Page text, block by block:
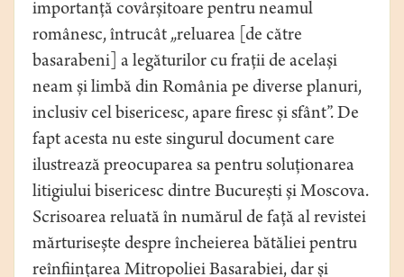
importanță covârșitoare pentru neamul
românesc, întrucât „reluarea [de către
basarabeni] a legăturilor cu frații de același
neam și limbă din România pe diverse planuri,
inclusiv cel bisericesc, apare firesc și sfânt”. De
fapt acesta nu este singurul document care
ilustrează preocuparea sa pentru soluționarea
litigiului bisericesc dintre București și Moscova.
Scrisoarea reluată în numărul de față al revistei
mărturisește despre încheierea bătăliei pentru
reînființarea Mitropoliei Basarabiei, dar și